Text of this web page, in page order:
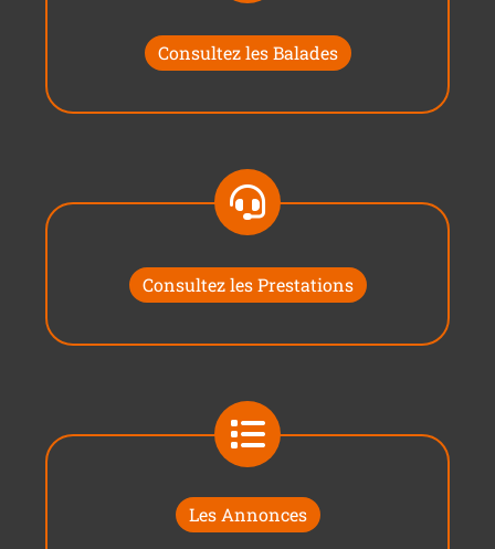
Consultez les Balades
Consultez les Prestations
Les Annonces